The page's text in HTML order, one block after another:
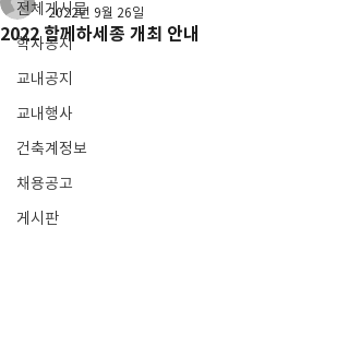
전체게시물
학사공지
교내공지
교내행사
건축계정보
채용공고
게시판
2022 함께하세종 개최 안내
2022년 9월 26일